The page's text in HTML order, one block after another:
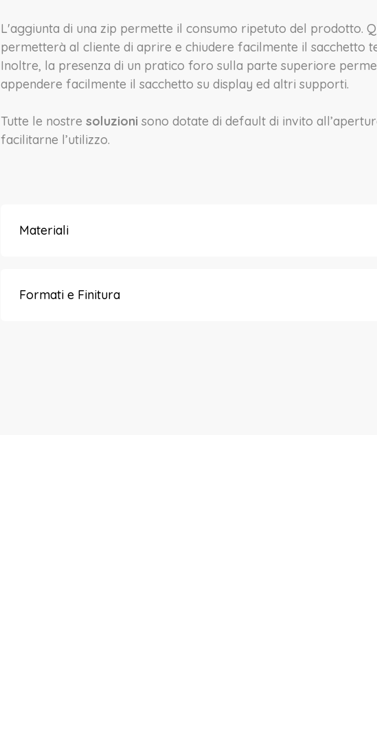
L'aggiunta di una zip permette il consumo ripetuto del prodotto.
permetterà al cliente di aprire e chiudere facilmente il sacchetto
Inoltre, la presenza di un pratico foro sulla parte superiore
appendere facilmente il sacchetto su display ed altri supporti.
Tutte le nostre soluzioni sono dotate di default di invito
facilitarne l’utilizzo.
Materiali
Formati e Finitura